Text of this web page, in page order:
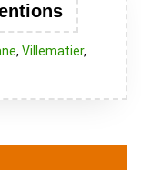
, Villematier,